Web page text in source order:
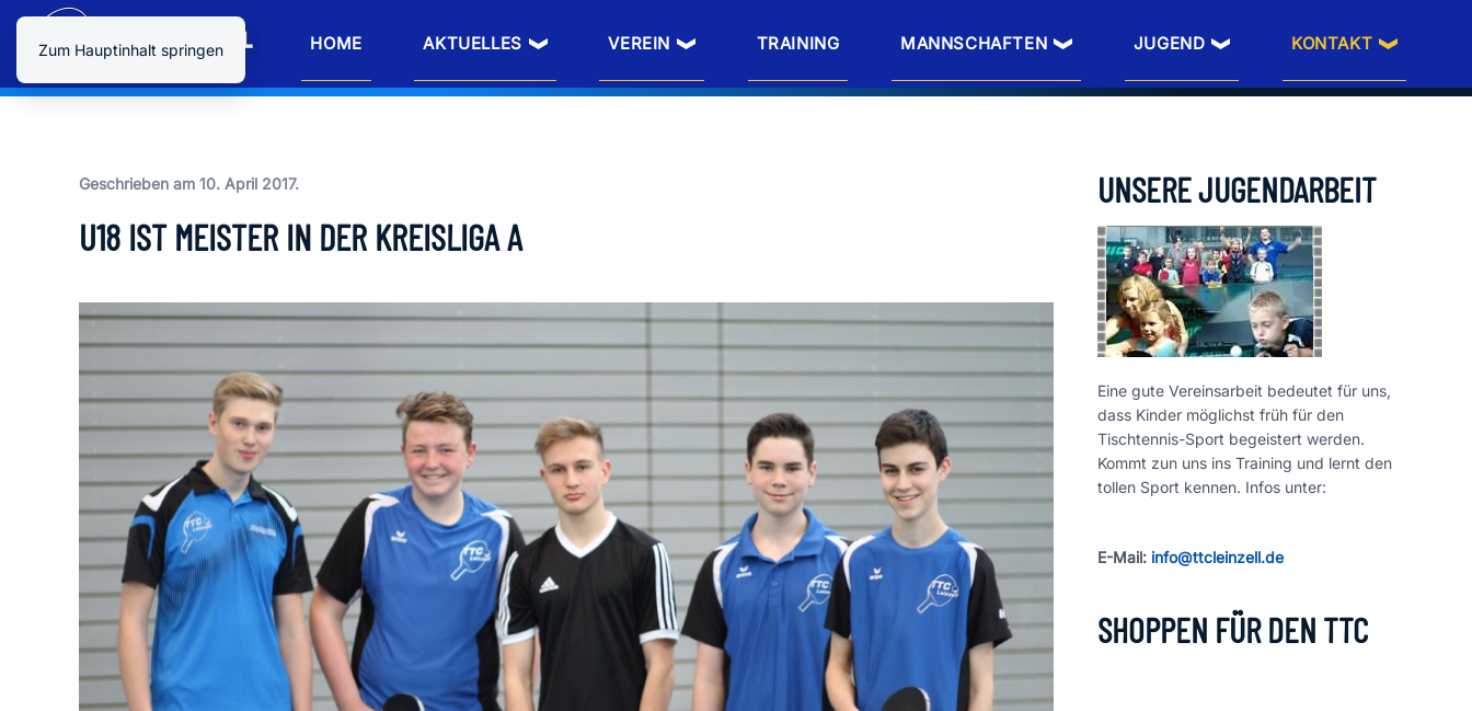
Zum Hauptinhalt springen HOME AKTUELLES VEREIN TRAINING MANNSCHAFTEN JUGEND KONTAKT
Geschrieben am 10. April 2017.
U18 IST MEISTER IN DER KREISLIGA A
UNSERE JUGENDARBEIT
Eine gute Vereinsarbeit bedeutet für uns,
dass Kinder möglichst früh für den
Tischtennis-Sport begeistert werden.
Kommt zun uns ins Training und lernt den
tollen Sport kennen. Infos unter:
E-Mail: info@ttcleinzell.de
SHOPPEN FÜR DEN TTC